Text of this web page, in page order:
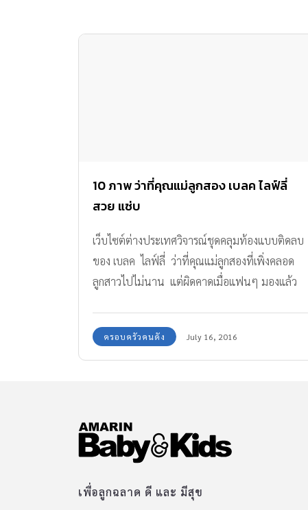
10 ภาพ ว่าที่คุณแม่ลูกสอง เบลค ไลฟ์ลี่
สวย แซ่บ
เว็บไซต์ต่างประเทศวิจารณ์ชุดคลุมท้องแบบติดลบ
ของ เบลค ไลฟ์ลี่ ว่าที่คุณแม่ลูกสองที่เพิ่งคลอด
ลูกสาวไปไม่นาน แต่ผิดคาดเมื่อแฟนๆ มองแล้ว
เดรสลูกไม้ โชว์อกแบบไม่โป๊ อ่านเรื่อง “10 ภาพ
ว่าที่คุณแม่ลูกสอง เบลค ไลฟ์ลี่ สวย แซ่บ” คลิก
ครอบครัวคนดัง July 16, 2016
เพื่อลูกฉลาด ดี และ มีสุข